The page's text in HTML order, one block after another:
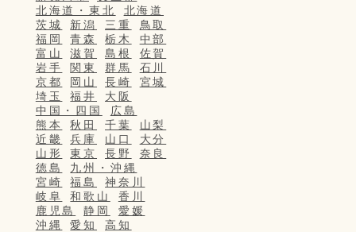
北海道・東北
北海道
茨城
新潟 三重
鳥取
福岡
青森 栃木
中部
富山
滋賀 島根
佐賀
岩手
関東 群馬
石川
京都
岡山 長崎
宮城
埼玉
福井
大阪
中国・四国
広島
熊本
秋田 千葉
山梨
近畿
兵庫 山口
大分
山形
東京 長野
奈良
徳島
九州・沖縄
宮崎
福島
神奈川
岐阜
和歌山
香川
鹿児島
静岡
愛媛
沖縄
愛知 高知